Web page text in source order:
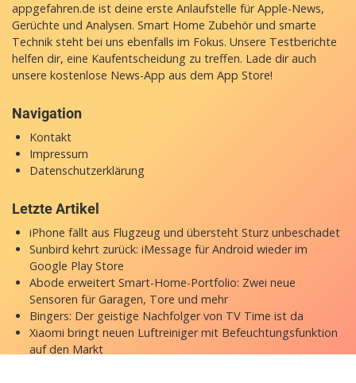
appgefahren.de ist deine erste Anlaufstelle für Apple-News,
Gerüchte und Analysen. Smart Home Zubehör und smarte
Technik steht bei uns ebenfalls im Fokus. Unsere Testberichte
helfen dir, eine Kaufentscheidung zu treffen. Lade dir auch
unsere kostenlose News-App aus dem App Store!
Navigation
Kontakt
Impressum
Datenschutzerklärung
Letzte Artikel
iPhone fällt aus Flugzeug und übersteht Sturz unbeschadet
Sunbird kehrt zurück: iMessage für Android wieder im
Google Play Store
Abode erweitert Smart-Home-Portfolio: Zwei neue
Sensoren für Garagen, Tore und mehr
Bingers: Der geistige Nachfolger von TV Time ist da
Xiaomi bringt neuen Luftreiniger mit Befeuchtungsfunktion
auf den Markt